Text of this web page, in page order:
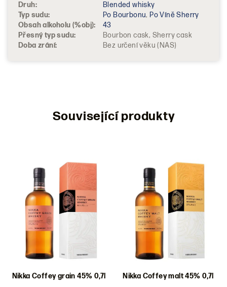
Druh:
Blended whisky
Typ sudu: Po Bourbonu, Po Víně Sherry
Obsah alkoholu (%obj):
43
Přesný typ sudu:
Bourbon cask, Sherry cask
Doba zrání: Bez určení věku (NAS)
Související produkty
Nikka Coffey grain 45% 0,7l Nikka Coffey malt 45% 0,7l